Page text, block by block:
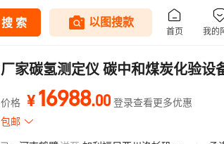
厂家碳氢测定仪 碳中和煤炭化验设
价格 ¥16988.00 登录查看更多优惠
包邮